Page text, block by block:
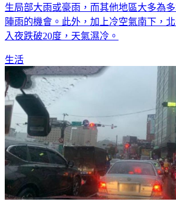
生局部大雨或豪雨，而其他地區大多為
陣雨的機會。此外，加上冷空氣南下，
入夜跌破20度，天氣濕冷。
生活